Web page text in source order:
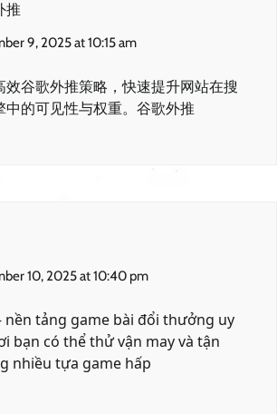
推
9, 2025 at 10:15 am
效谷歌外推策略，快速提升网站在搜
的可见性与权重。 谷歌外推
10, 2025 at 10:40 pm
nền tảng game bài đổi thưởng uy
bạn có thể thử vận may và tận
nhiều tựa game hấp